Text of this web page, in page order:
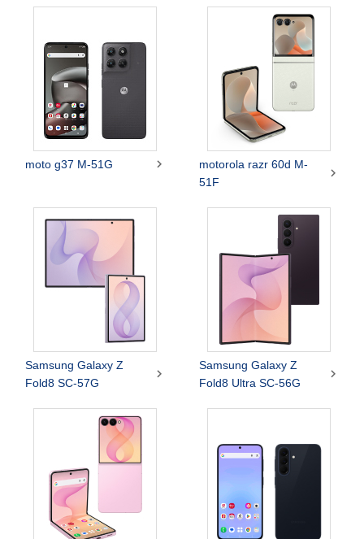
moto g37 M-51G 
motorola razr 60d M-
51F

Samsung Galaxy Z
Fold8 SC-57G

Samsung Galaxy Z
Fold8 Ultra SC-56G
